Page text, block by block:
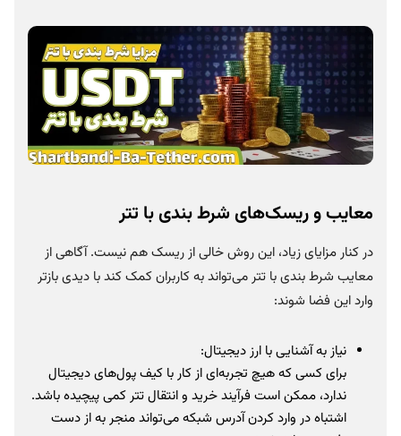
معایب و ریسک‌های شرط بندی با تتر
در کنار مزایای زیاد، این روش خالی از ریسک هم نیست. آگاهی از
معایب شرط بندی با تتر می‌تواند به کاربران کمک کند با دیدی بازتر
وارد این فضا شوند:
نیاز به آشنایی با ارز دیجیتال:
برای کسی که هیچ تجربه‌ای از کار با کیف پول‌های دیجیتال
ندارد، ممکن است فرآیند خرید و انتقال تتر کمی پیچیده باشد.
اشتباه در وارد کردن آدرس شبکه می‌تواند منجر به از دست